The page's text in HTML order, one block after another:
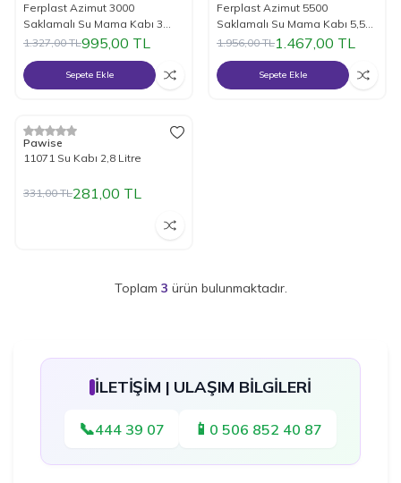
Ferplast Azimut 3000
Saklamalı Su Mama Kabı 3
Litre
1.327,00TL995,00 TL
Sepete Ekle
Ferplast Azimut 5500
Saklamalı Su Mama Kabı 5,5
Litre
1.956,00TL1.467,00 TL
Sepete Ekle
%15İndirim
Pawise
11071 Su Kabı 2,8 Litre
331,00TL281,00 TL
Toplam 3 ürün bulunmaktadır.
İLETİŞİM | ULAŞIM BİLGİLERİ
📞444 39 07 📱 0 506 852 40 87